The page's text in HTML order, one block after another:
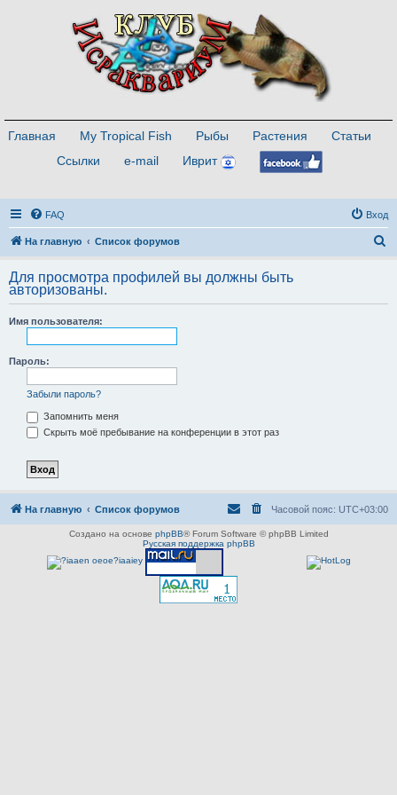
Главная My Tropical Fish Рыбы Растения
Статьи
Ссылки
e-mail Иврит
FAQ Вход
На главную Список форумов
с
Для просмотра профилей вы должны быть
авторизованы.
Имя пользователя:
Пароль:
Забыли пароль?
Запомнить меня
Скрыть моё пребывание на конференции в этот раз
На главную Список форумов Часовой пояс: UTC+03:00
Создано на основе phpBB® Forum Software © phpBB Limited
Русская поддержка phpBB